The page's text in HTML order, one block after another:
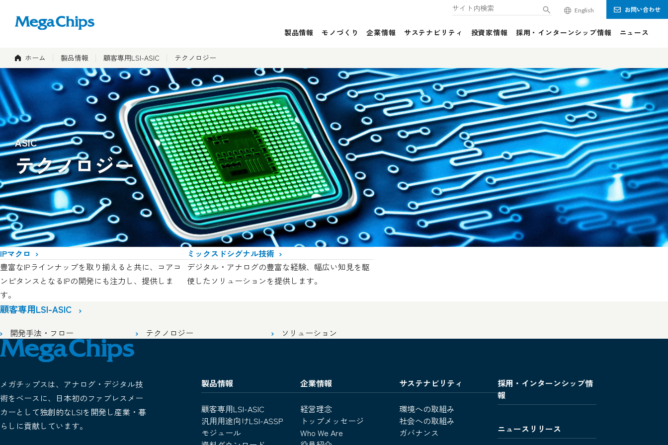
検索キーワード入力 English お問い合わせ
製品情報 モノづくり 企業情報 サステナビリティ 投資家情報 採用・インターンシップ情報 ニュース
ホーム 製品情報 顧客専用LSI-ASIC テクノロジー
ASIC
テクノロジー
IPマクロ
豊富なIPラインナップを取り揃えると共に、コアコ
ンピタンスとなるIPの開発にも注力し、提供しま
す。
ミックスドシグナル技術
デジタル・アナログの豊富な経験、幅広い知見を駆
使したソリューションを提供します。
顧客専用LSI-ASIC
開発手法・フロー テクノロジー ソリューション
メガチップスは、アナログ・デジタル技
術をベースに、日本初のファブレスメー
カーとして独創的なLSIを開発し産業・暮
らしに貢献しています。
製品情報
顧客専用LSI-ASIC
汎用用途向けLSI-ASSP
モジュール
企業情報
経営理念
トップメッセージ
Who We Are
サステナビリティ
環境への取組み
社会への取組み
ガバナンス
採用・インターンシップ情
報
ニュースリリース